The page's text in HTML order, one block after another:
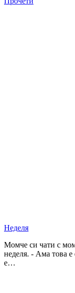
Неделя
Момче си чати с
неделя. - Ама това
е…